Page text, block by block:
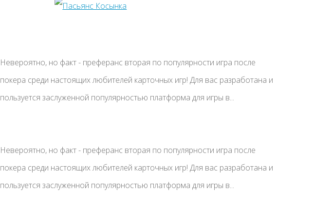
Невероятно, но факт - преферанс вторая по популярности игра после
покера среди настоящих любителей карточных игр! Для вас разработана и
пользуется заслуженной популярностью платформа для игры в...
Невероятно, но факт - преферанс вторая по популярности игра после
покера среди настоящих любителей карточных игр! Для вас разработана и
пользуется заслуженной популярностью платформа для игры в...